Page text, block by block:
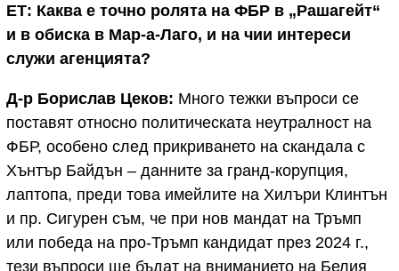
ЕТ: Каква е точно ролята на ФБР в „Рашагейт“
и в обиска в Мар-а-Лаго, и на чии интереси
служи агенцията?
Д-р Борислав Цеков: Много тежки въпроси се
поставят относно политическата неутралност на
ФБР, особено след прикриването на скандала с
Хънтър Байдън – данните за гранд-корупция,
лаптопа, преди това имейлите на Хилъри Клинтън
и пр. Сигурен съм, че при нов мандат на Тръмп
или победа на про-Тръмп кандидат през 2024 г.,
тези въпроси ще бъдат на вниманието на Белия